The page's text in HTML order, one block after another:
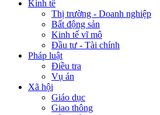
Kinh tế
Thị trường - Doanh nghiệp
Bất động sản
Kinh tế vĩ mô
Đầu tư - Tài chính
Pháp luật
Điều tra
Vụ án
Xã hội
Giáo dục
Giao thông